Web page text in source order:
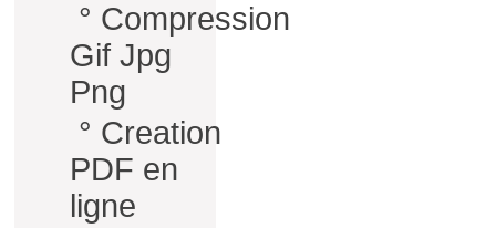
° Compression
Gif Jpg
Png
° Creation
PDF en
ligne